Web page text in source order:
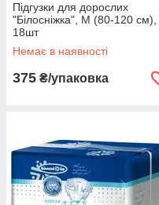
Підгузки для дорослих
"Білосніжка", M (80-120 см),
18шт
Немає в наявності
375 ₴/упаковка